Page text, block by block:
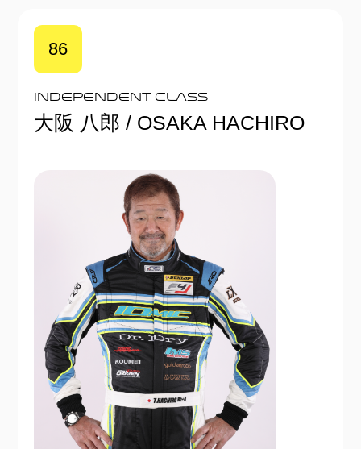
86
Independent Class
大阪 八郎 / OSAKA HACHIRO